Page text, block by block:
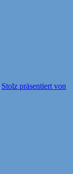
Stolz präsentiert von